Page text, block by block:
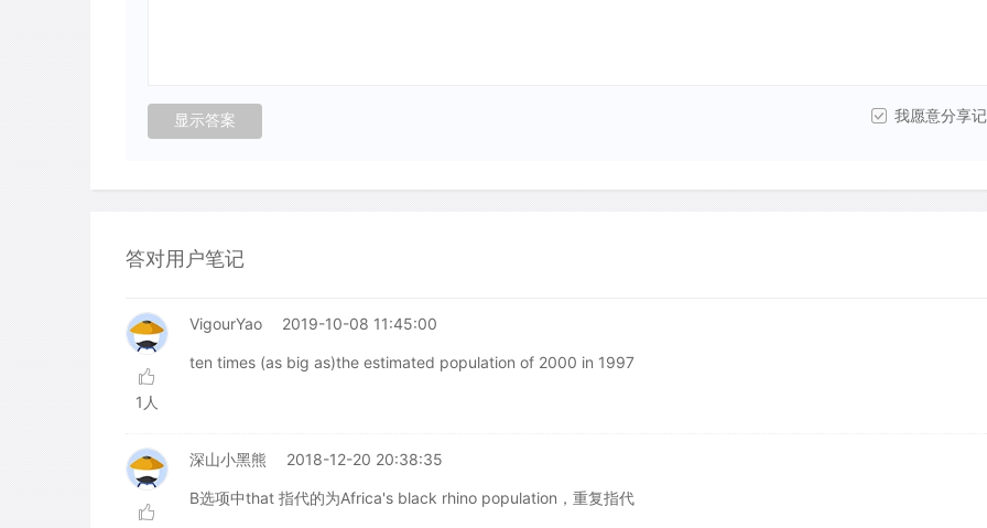
我愿意分享
答对用户笔记
1人
VigourYao 2019-10-08 11:45:00
ten times (as big as)the estimated population of 2000 in 1997
深山小黑熊 2018-12-20 20:38:35
B选项中that 指代的为Africa's black rhino population，重复指代